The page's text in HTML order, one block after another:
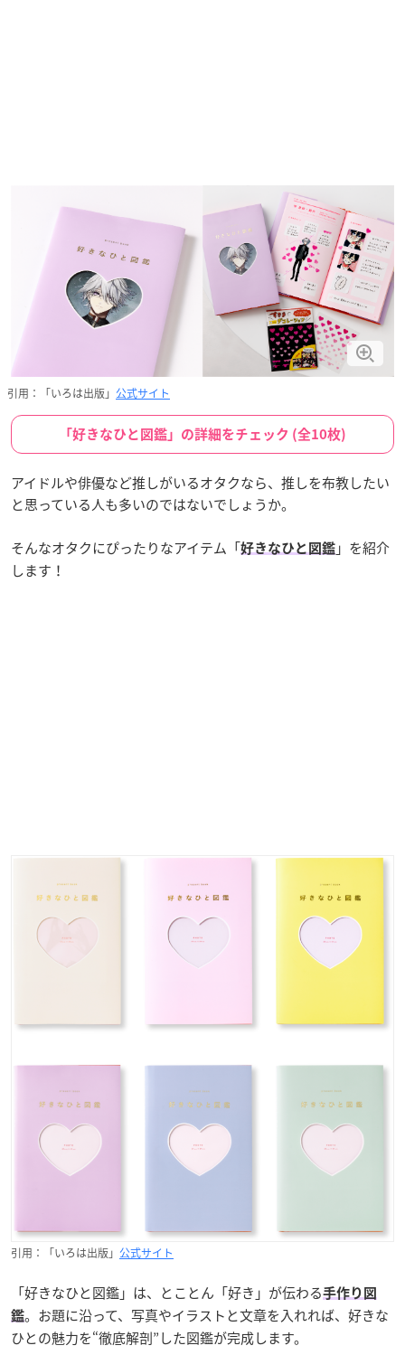
引用：「いろは出版」 公式サイト
「好きなひと図鑑」の詳細をチェック (全10枚)
アイドルや俳優など推しがいるオタクなら、推しを布教したい
と思っている人も多いのではないでしょうか。
そんなオタクにぴったりなアイテム「好きなひと図鑑 」を紹介
します！
引用：「いろは出版」 公式サイト
「好きなひと図鑑」は、とことん「好き」が伝わる手作り図
鑑。お題に沿って、写真やイラストと文章を入れれば、好きな
ひとの魅力を“徹底解剖”した図鑑が完成します。